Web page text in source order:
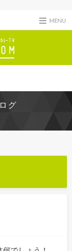
MENU
グ